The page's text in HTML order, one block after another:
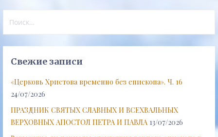
Свежие записи
«Церковь Христова временно без епископа». Ч. 16
24/07/2026
ПРАЗДНИК СВЯТЫХ СЛАВНЫХ И ВСЕХВАЛЬНЫХ
ВЕРХОВНЫХ АПОСТОЛ ПЕТРА И ПАВЛА 13/07/2026